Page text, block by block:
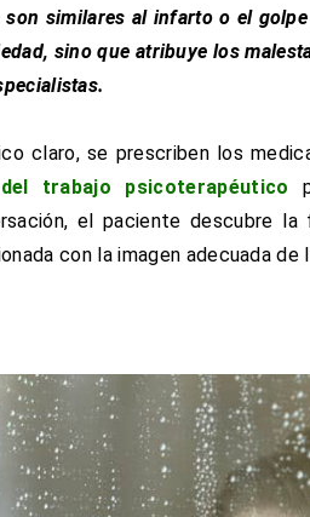
similares al infarto o el
sino que atribuye los
claro, se prescriben los
trabajo psicoterapéutico
el paciente descubre
con la imagen adecuada de